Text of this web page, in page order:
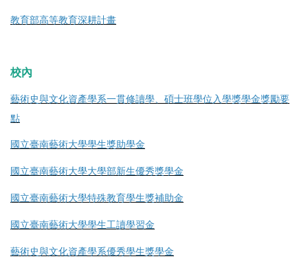
教育部高等教育深耕計畫
校內
藝術史與文化資產學系一貫修讀學、碩士班學位入學獎學金獎勵要
點
國立臺南藝術大學學生獎助學金
國立臺南藝術大學大學部新生優秀獎學金
國立臺南藝術大學特殊教育學生獎補助金
國立臺南藝術大學學生工讀學習金
藝術史與文化資產學系優秀學生獎學金